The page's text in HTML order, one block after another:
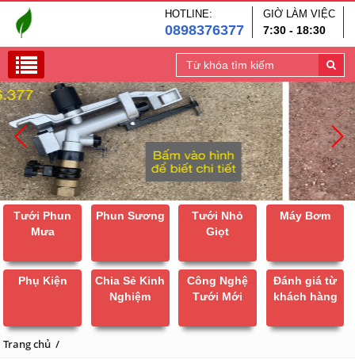
HOTLINE:
0898376377
GIỜ LÀM VIỆC
7:30 - 18:30
Tưới Phun
Mưa
Phun Sương
Tưới Nhỏ
Giọt
Máy Bơm
Phụ Kiện
Chia Sẻ Kinh
Nghiệm
Công Nghệ
Tưới Mới
Đánh giá từ
khách hàng
Trang chủ /